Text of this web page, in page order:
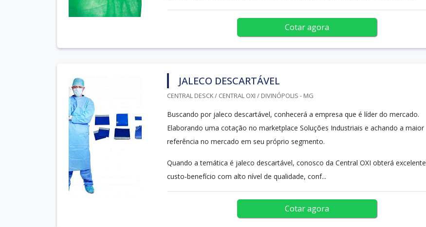
Cotar agora
JALECO DESCARTÁVEL
CENTRAL DESCK / CENTRAL OXI / DIVINÓPOLIS - MG
Buscando por jaleco descartável, conhecerá a empresa que é líder do mercado.
Elaborando uma cotação no marketplace Soluções Industriais e achando a maior
referência no mercado em seu próprio segmento.
Quando a temática é jaleco descartável, conosco da Central OXI obterá excelente
custo-benefício com alto nível de qualidade, conf...
Cotar agora